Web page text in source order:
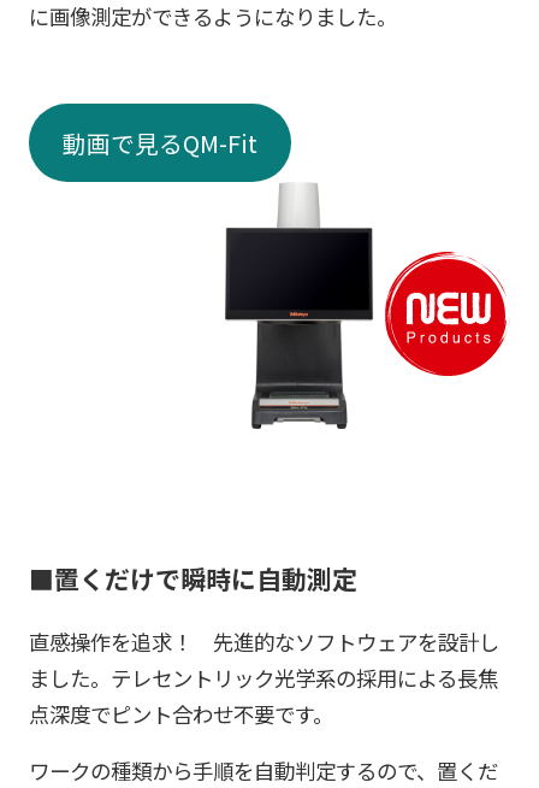
に画像測定ができるようになりました。
動画で見るQM-Fit
■置くだけで瞬時に自動測定
直感操作を追求！ 先進的なソフトウェアを設計し
ました。テレセントリック光学系の採用による長焦
点深度でピント合わせ不要です。
ワークの種類から手順を自動判定するので、置くだ